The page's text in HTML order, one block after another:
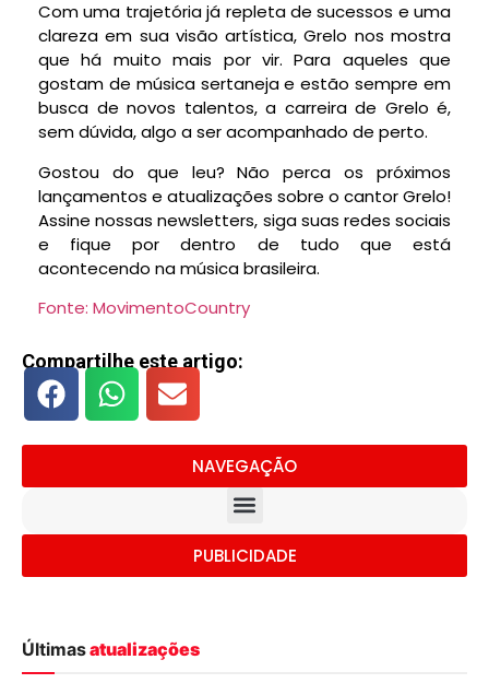
Com uma trajetória já repleta de sucessos e uma
clareza em sua visão artística, Grelo nos mostra
que há muito mais por vir. Para aqueles que
gostam de música sertaneja e estão sempre em
busca de novos talentos, a carreira de Grelo é,
sem dúvida, algo a ser acompanhado de perto.
Gostou do que leu? Não perca os próximos
lançamentos e atualizações sobre o cantor Grelo!
Assine nossas newsletters, siga suas redes sociais
e fique por dentro de tudo que está
acontecendo na música brasileira.
Fonte: MovimentoCountry
Compartilhe este artigo:
NAVEGAÇÃO
PUBLICIDADE
Últimasatualizações